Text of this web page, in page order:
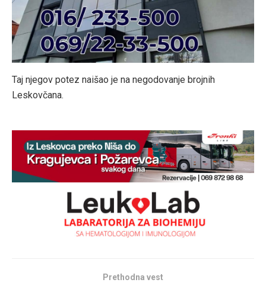
Taj njegov potez naišao je na negodovanje brojnih
Leskovčana.
Prethodna vest